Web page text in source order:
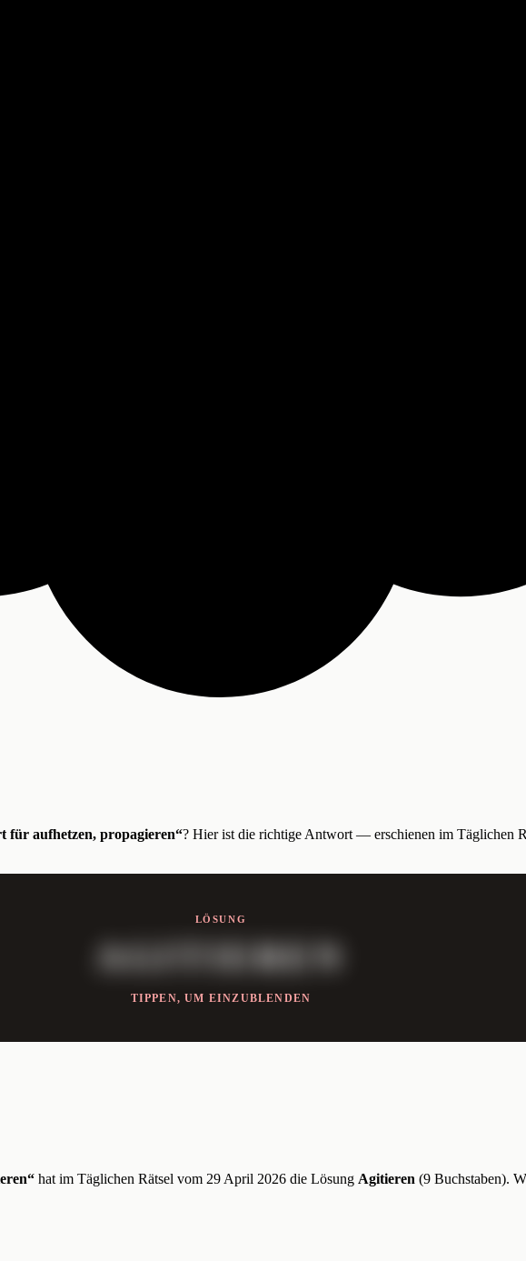
für aufhetzen, propagieren“? Hier ist die richtige Antwort — erschienen im Täglichen
LÖSUNG
AGITIEREN
TIPPEN, UM EINZUBLENDEN
hat im Täglichen Rätsel vom 29 April 2026 die Lösung Agitieren (9 Buchstaben).